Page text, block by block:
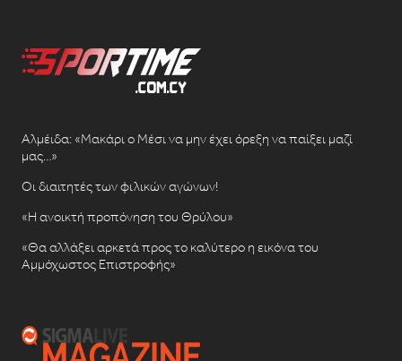
Αλμέιδα: «Μακάρι ο Μέσι να μην έχει όρεξη να παίξει μαζί
μας…»
Οι διαιτητές των φιλικών αγώνων!
«Η ανοικτή προπόνηση του Θρύλου»
«Θα αλλάξει αρκετά προς το καλύτερο η εικόνα του
Αμμόχωστος Επιστροφής»